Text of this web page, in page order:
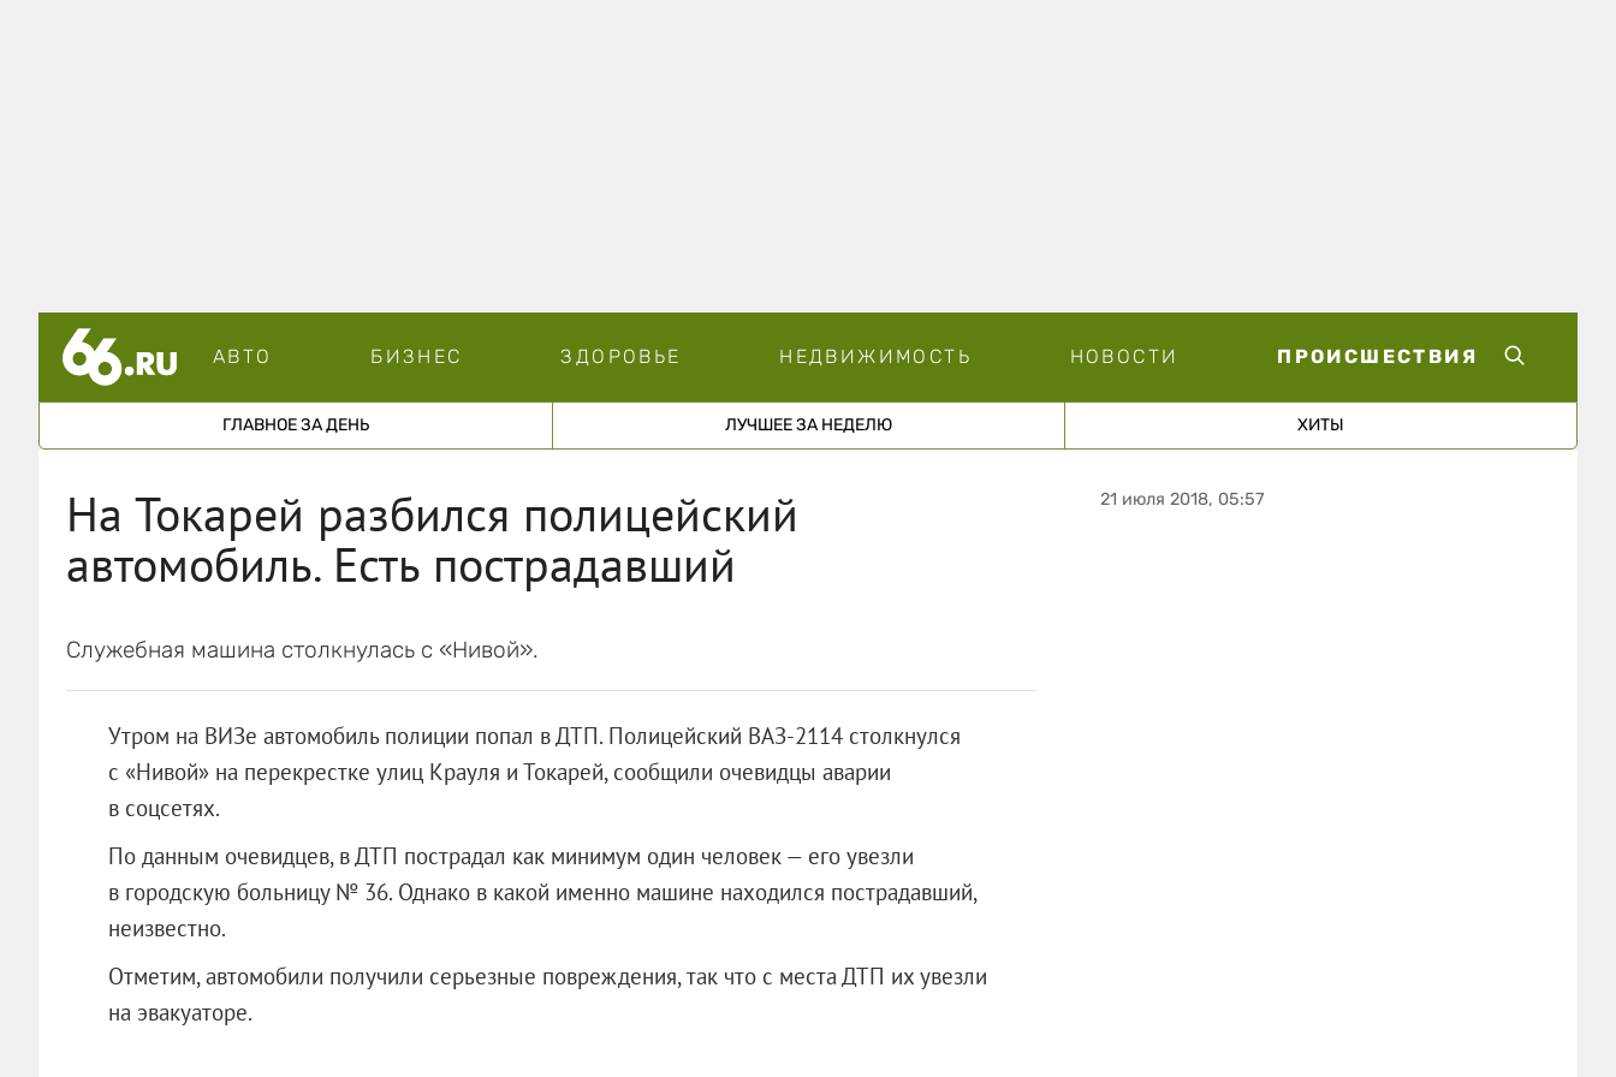
АВТО БИЗНЕС ЗДОРОВЬЕ НЕДВИЖИМОСТЬ НОВОСТИ ПРОИСШЕСТВИЯ
ГЛАВНОЕ ЗА ДЕНЬ ЛУЧШЕЕ ЗА НЕДЕЛЮ ХИТЫ
На Токарей разбился полицейский
автомобиль. Есть пострадавший
Служебная машина столкнулась с «Нивой».
Утром на ВИЗе автомобиль полиции попал в ДТП. Полицейский ВАЗ-2114 столкнулся
с «Нивой» на перекрестке улиц Крауля и Токарей, сообщили очевидцы аварии
в соцсетях.
По данным очевидцев, в ДТП пострадал как минимум один человек — его увезли
в городскую больницу № 36. Однако в какой именно машине находился пострадавший,
неизвестно.
Отметим, автомобили получили серьезные повреждения, так что с места ДТП их увезли
на эвакуаторе.
21 июля 2018, 05:57